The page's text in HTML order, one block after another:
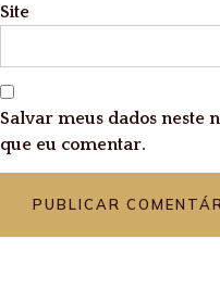
Site
Salvar meus dados neste
que eu comentar.